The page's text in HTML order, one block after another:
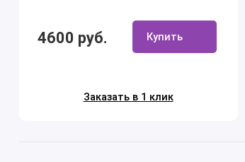
4600 руб. Купить
Заказать в 1 клик